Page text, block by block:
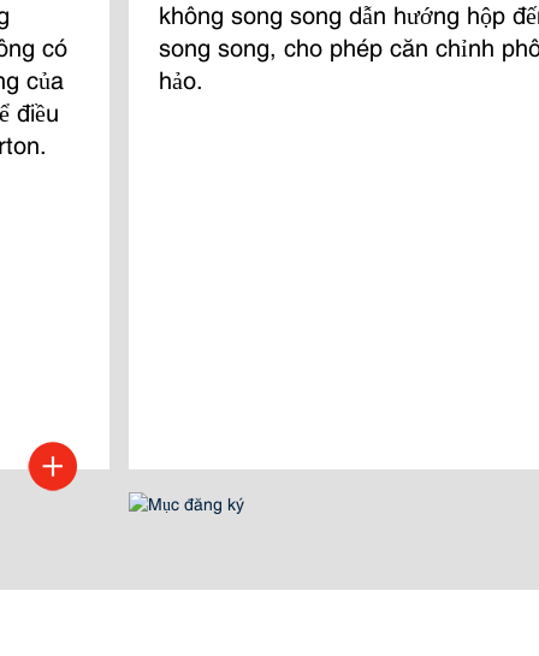
có
của
điều
không song song dẫn hướng hộp
song song, cho phép căn chỉnh
hảo.